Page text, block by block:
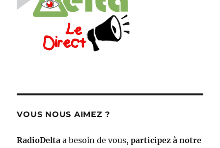
VOUS NOUS AIMEZ ?
RadioDelta a besoin de vous,participez à notre